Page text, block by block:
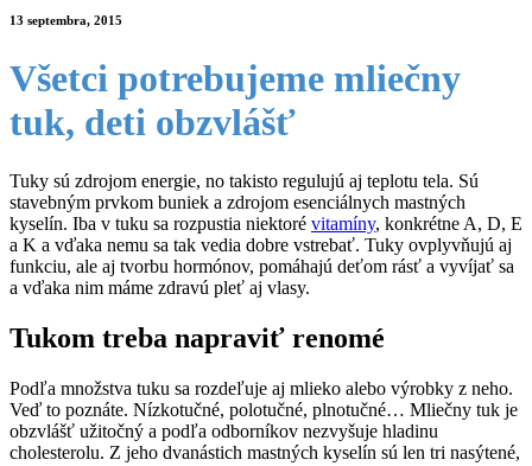
13 septembra, 2015
Všetci potrebujeme mliečny
tuk, deti obzvlášť
Tuky sú zdrojom energie, no takisto regulujú aj teplotu tela. Sú
stavebným prvkom buniek a zdrojom esenciálnych mastných
kyselín. Iba v tuku sa rozpustia niektoré vitamíny, konkrétne A, D, E
a K a vďaka nemu sa tak vedia dobre vstrebať. Tuky ovplyvňujú aj
funkciu, ale aj tvorbu hormónov, pomáhajú deťom rásť a vyvíjať sa
a vďaka nim máme zdravú pleť aj vlasy.
Tukom treba napraviť renomé
Podľa množstva tuku sa rozdeľuje aj mlieko alebo výrobky z neho.
Veď to poznáte. Nízkotučné, polotučné, plnotučné… Mliečny tuk je
obzvlášť užitočný a podľa odborníkov nezvyšuje hladinu
cholesterolu. Z jeho dvanástich mastných kyselín sú len tri nasýtené,